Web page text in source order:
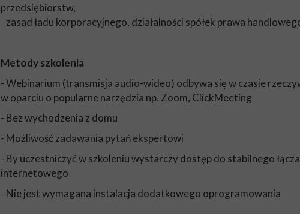
przedsiębiorstw,
zasad ładu korporacyjnego, działalności spółek prawa
Metody szkolenia
- Webinarium (transmisja audio-wideo) odbywa się w czasie
w oparciu o popularne narzędzia np. Zoom, ClickMeeting
- Bez wychodzenia z domu
- Możliwość zadawania pytań ekspertowi
- By uczestniczyć w szkoleniu wystarczy dostęp do stabilnego łącza
internetowego
- Nie jest wymagana instalacja dodatkowego oprogramowania